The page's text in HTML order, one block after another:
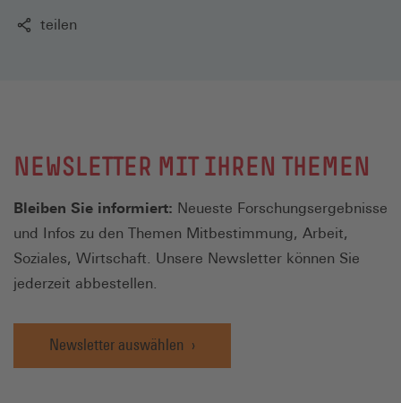
teilen
NEWSLETTER MIT IHREN THEMEN
Bleiben Sie informiert: Neueste Forschungsergebnisse
und Infos zu den Themen Mitbestimmung, Arbeit,
Soziales, Wirtschaft. Unsere Newsletter können Sie
jederzeit abbestellen.
Newsletter auswählen